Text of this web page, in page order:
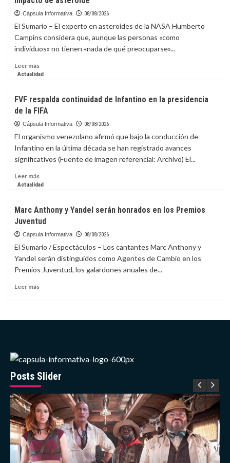
Paco
Amoroso
liberan
espíritu
de
con
al
“bienestar”
Cápsula Informativa 08/08/2026
El Sumario – El experto en asteroides de la NASA Humberto
Campins considera que, aunque las personas «como
individuos» no tienen «nada de qué preocuparse»...
Leer másLeer
más
de
la
NASA
pide
ante
riesgos
impacto
Actualidad
FVF respalda continuidad de Infantino en la presidencia
de la FIFA
Cápsula Informativa 08/08/2026
El organismo venezolano afirmó que bajo la conducción de
Infantino en la última década se han registrado avances
significativos (Fuente de imagen referencial: Archivo) El...
Leer másLeer
más
respalda
continuidad
de
Infantino
la
presidencia
Actualidad
Marc Anthony y Yandel serán honrados en los Premios
Juventud
Cápsula Informativa 08/08/2026
El Sumario / Espectáculos – Los cantantes Marc Anthony y
Yandel serán distinguidos como Agentes de Cambio en los
Premios Juventud, los galardones anuales de...
Leer másLeer
honrados
en
Premios
Juventud
Posts Slider